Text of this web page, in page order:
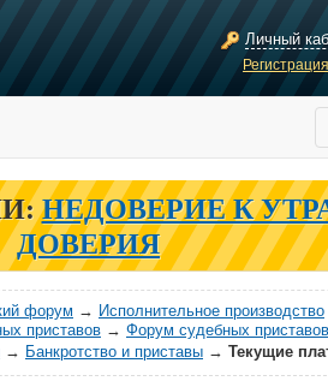
Личный
НЕДОВЕРИЕ К
ДОВЕРИЯ
форум → Исполнительное производство
приставов → Форум судебных
→ Банкротство и приставы → Текущие